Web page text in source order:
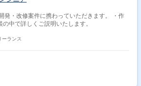
発・改修案件に携わっていただきます。 ・作
中で詳しくご説明いたします。
ーランス